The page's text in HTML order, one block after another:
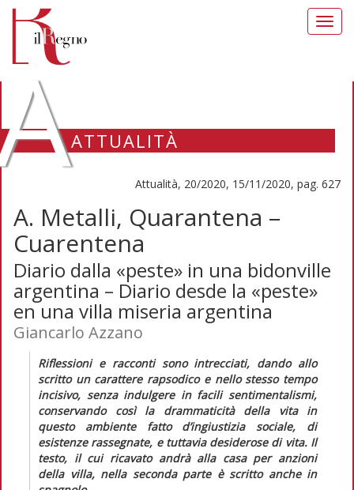
ATTUALITÀ
Attualità, 20/2020, 15/11/2020, pag. 627
A. Metalli, Quarantena –
Cuarentena
Diario dalla «peste» in una bidonville
argentina – Diario desde la «peste»
en una villa miseria argentina
Giancarlo Azzano
Riflessioni e racconti sono intrecciati, dando allo
scritto un carattere rapsodico e nello stesso tempo
incisivo, senza indulgere in facili sentimentalismi,
conservando così la drammaticità della vita in
questo ambiente fatto d’ingiustizia sociale, di
esistenze rassegnate, e tuttavia desiderose di vita. Il
testo, il cui ricavato andrà alla casa per anzioni
della villa, nella seconda parte è scritto anche in